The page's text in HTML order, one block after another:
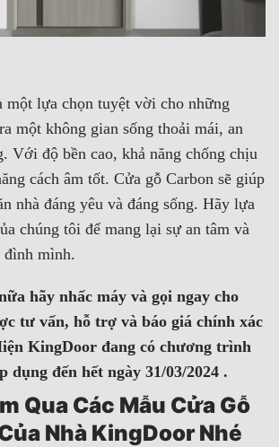
một lựa chọn tuyệt vời cho những
một không gian sống thoải mái, an
Với độ bền cao, khả năng chống chịu
cách âm tốt. Cửa gỗ Carbon sẽ giúp
nhà đáng yêu và đáng sống. Hãy lựa
chúng tôi để mang lại sự an tâm và
đình mình.
hãy nhấc máy và gọi ngay cho
tư vấn, hỗ trợ và báo giá chính xác
KingDoor đang có chương trình
dụng đến hết ngày 31/03/2024 .
Qua Các Mẫu Cửa Gỗ
Nhà KingDoor Nhé